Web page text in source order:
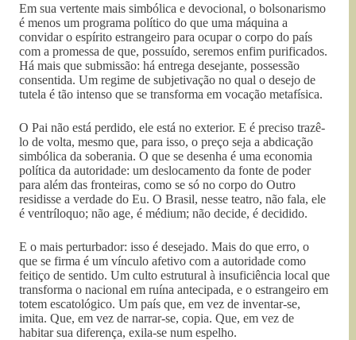
Em sua vertente mais simbólica e devocional, o bolsonarismo
é menos um programa político do que uma máquina a
convidar o espírito estrangeiro para ocupar o corpo do país
com a promessa de que, possuído, seremos enfim purificados.
Há mais que submissão: há entrega desejante, possessão
consentida. Um regime de subjetivação no qual o desejo de
tutela é tão intenso que se transforma em vocação metafísica.
O Pai não está perdido, ele está no exterior. E é preciso trazê-
lo de volta, mesmo que, para isso, o preço seja a abdicação
simbólica da soberania. O que se desenha é uma economia
política da autoridade: um deslocamento da fonte de poder
para além das fronteiras, como se só no corpo do Outro
residisse a verdade do Eu. O Brasil, nesse teatro, não fala, ele
é ventríloquo; não age, é médium; não decide, é decidido.
E o mais perturbador: isso é desejado. Mais do que erro, o
que se firma é um vínculo afetivo com a autoridade como
feitiço de sentido. Um culto estrutural à insuficiência local que
transforma o nacional em ruína antecipada, e o estrangeiro em
totem escatológico. Um país que, em vez de inventar-se,
imita. Que, em vez de narrar-se, copia. Que, em vez de
habitar sua diferença, exila-se num espelho.